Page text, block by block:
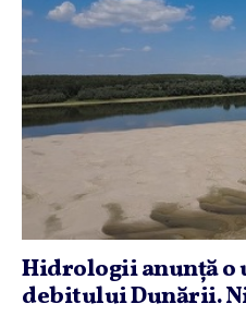
Hidrologii anunţă o
debitului Dunării.